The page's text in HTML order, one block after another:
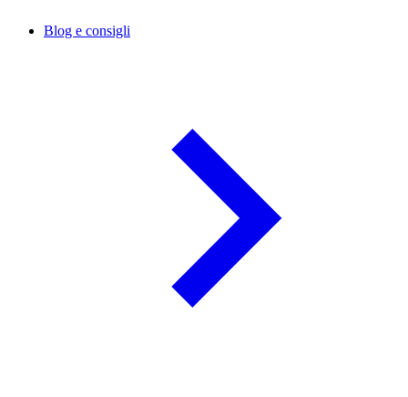
Blog e consigli